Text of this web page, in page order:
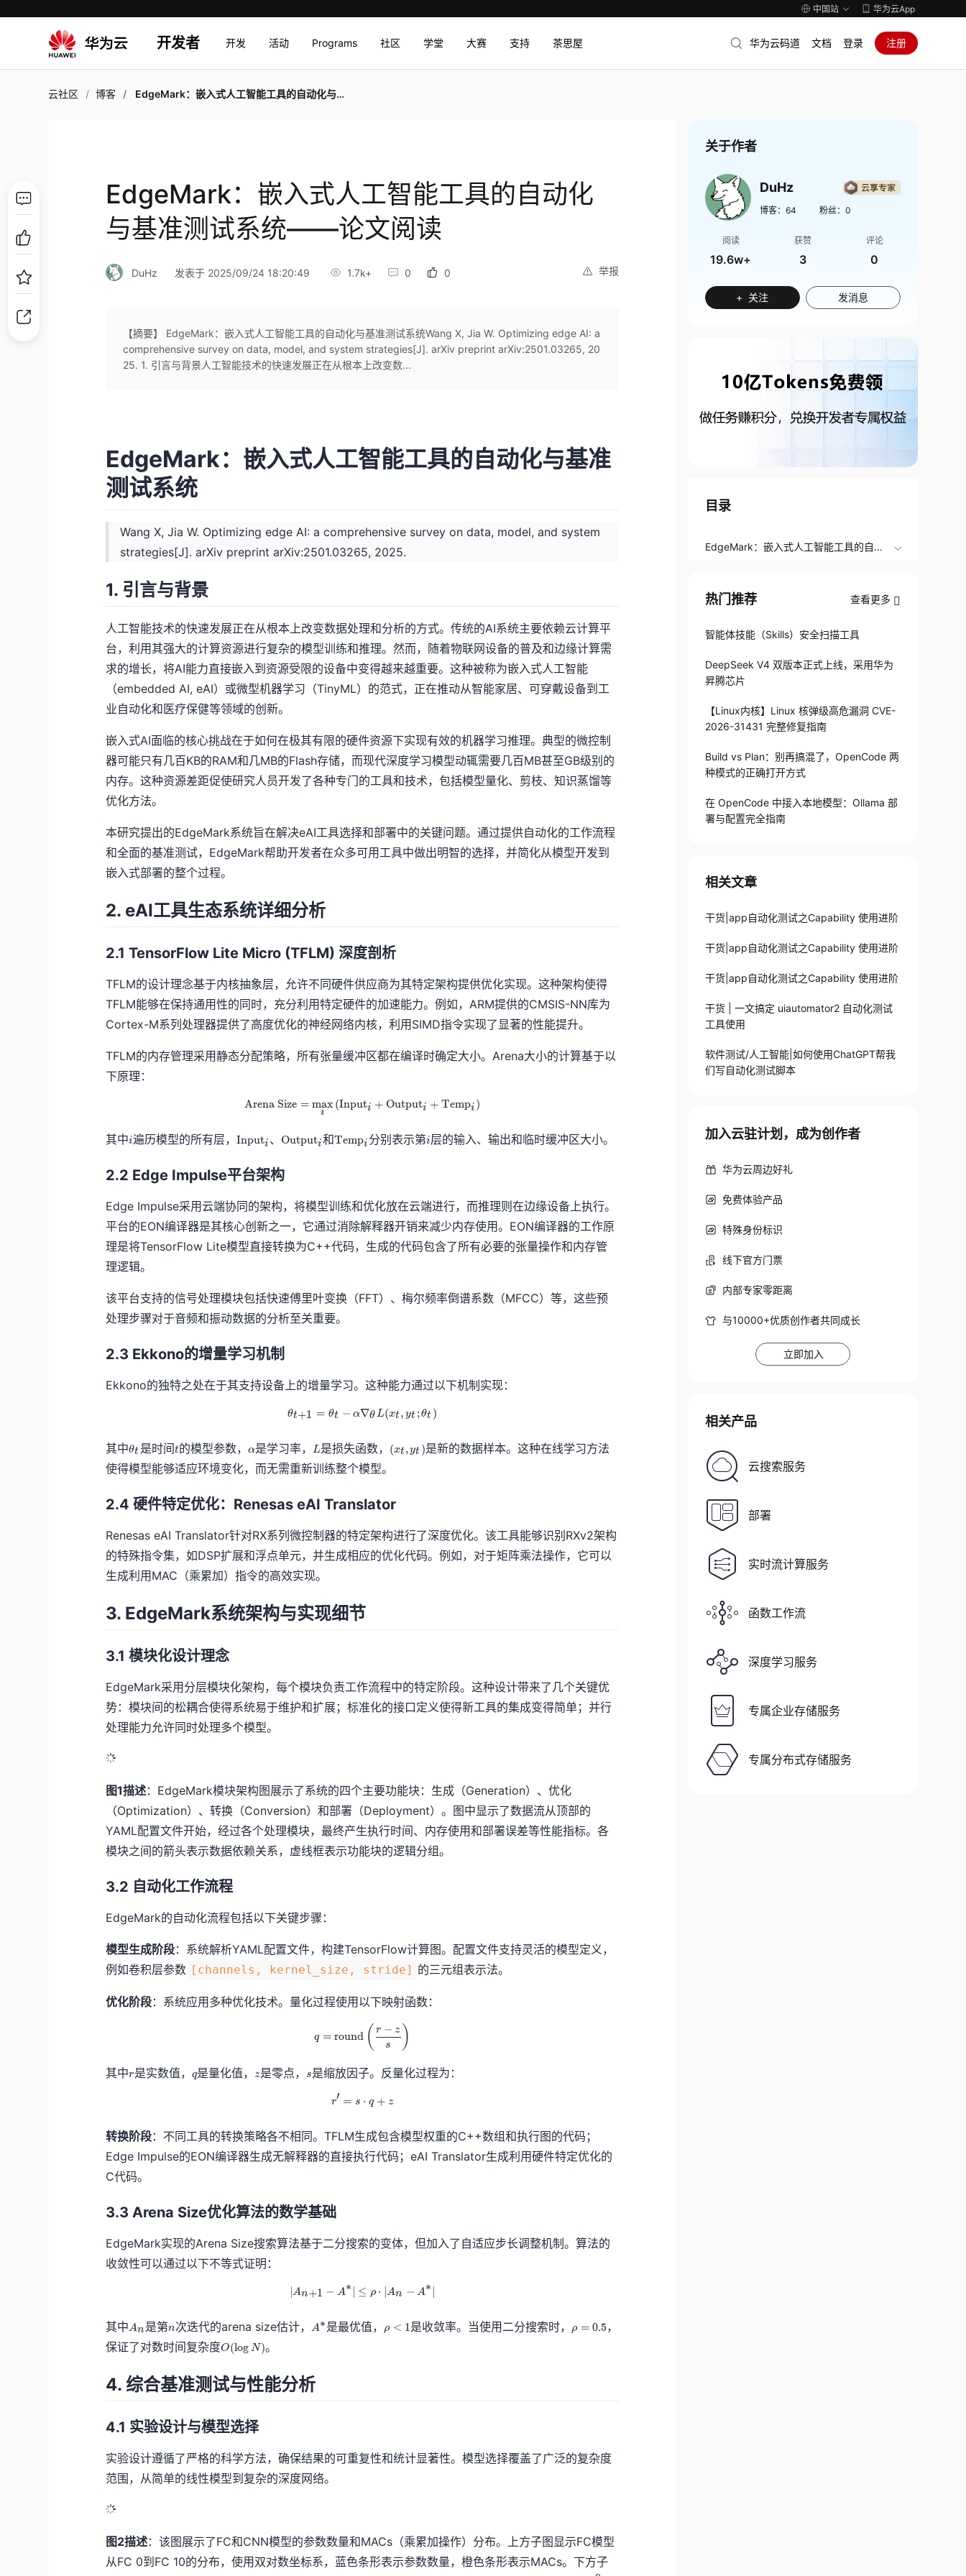
中国站 华为云App
开发者 开发 活动 Programs 社区 学堂 大赛 支持 茶思屋 华为云码道 文档 登录 注册
云社区 博客 EdgeMark：嵌入式人工智能工具的自动化与基准测试系统——论文阅读
EdgeMark：嵌入式人工智能工具的自动化
与基准测试系统——论文阅读
举报
DuHz 发表于 2025/09/24 18:20:49 1.7k+ 0 0
【摘要】 EdgeMark：嵌入式人工智能工具的自动化与基准测试系统Wang X, Jia W. Optimizing edge AI: a
comprehensive survey on data, model, and system strategies[J]. arXiv preprint arXiv:2501.03265, 20
25. 1. 引言与背景人工智能技术的快速发展正在从根本上改变数...
EdgeMark：嵌入式人工智能工具的自动化与基准
测试系统
Wang X, Jia W. Optimizing edge AI: a comprehensive survey on data, model, and system
strategies[J]. arXiv preprint arXiv:2501.03265, 2025.
1. 引言与背景
人工智能技术的快速发展正在从根本上改变数据处理和分析的方式。传统的AI系统主要依赖云计算平
台，利用其强大的计算资源进行复杂的模型训练和推理。然而，随着物联网设备的普及和边缘计算需
求的增长，将AI能力直接嵌入到资源受限的设备中变得越来越重要。这种被称为嵌入式人工智能
（embedded AI, eAI）或微型机器学习（TinyML）的范式，正在推动从智能家居、可穿戴设备到工
业自动化和医疗保健等领域的创新。
嵌入式AI面临的核心挑战在于如何在极其有限的硬件资源下实现有效的机器学习推理。典型的微控制
器可能只有几百KB的RAM和几MB的Flash存储，而现代深度学习模型动辄需要几百MB甚至GB级别的
内存。这种资源差距促使研究人员开发了各种专门的工具和技术，包括模型量化、剪枝、知识蒸馏等
优化方法。
本研究提出的EdgeMark系统旨在解决eAI工具选择和部署中的关键问题。通过提供自动化的工作流程
和全面的基准测试，EdgeMark帮助开发者在众多可用工具中做出明智的选择，并简化从模型开发到
嵌入式部署的整个过程。
2. eAI工具生态系统详细分析
2.1 TensorFlow Lite Micro (TFLM) 深度剖析
TFLM的设计理念基于内核抽象层，允许不同硬件供应商为其特定架构提供优化实现。这种架构使得
TFLM能够在保持通用性的同时，充分利用特定硬件的加速能力。例如，ARM提供的CMSIS-NN库为
Cortex-M系列处理器提供了高度优化的神经网络内核，利用SIMD指令实现了显著的性能提升。
TFLM的内存管理采用静态分配策略，所有张量缓冲区都在编译时确定大小。Arena大小的计算基于以
下原理：
\text{Arena Size} = \max_{i} \left( \text{Input}_i + \text{Output}_i + \text{Temp}_i \right)
Arena Size =
i
max (Inputi + Outputi + Tempi )
其中i
i遍历模型的所有层，\
x
{
n
p
_
i
Inputi 、 \
x
{
u
t
}
_i
Outputi和\
T
e
m
p
Tempi 分别表示第i
i层的输入、输出和临时缓冲区大小。
2.2 Edge Impulse平台架构
Edge Impulse采用云端协同的架构，将模型训练和优化放在云端进行，而推理则在边缘设备上执行。
平台的EON编译器是其核心创新之一，它通过消除解释器开销来减少内存使用。EON编译器的工作原
理是将TensorFlow Lite模型直接转换为C++代码，生成的代码包含了所有必要的张量操作和内存管
理逻辑。
该平台支持的信号处理模块包括快速傅里叶变换（FFT）、梅尔频率倒谱系数（MFCC）等，这些预
处理步骤对于音频和振动数据的分析至关重要。
2.3 Ekkono的增量学习机制
Ekkono的独特之处在于其支持设备上的增量学习。这种能力通过以下机制实现：
\theta_{t+1} = \theta_t - \alpha \nabla_\theta L(x_t, y_t; \theta_t)
θt+1 = θt − α∇θL(xt, yt ;θt )
其中\
h
a
t
θt 是时间t
t的模型参数，
\
l
h
a
α是学习率， L
L是损失函数，
(
x
,
y
_
t
)
(xt,yt )是新的数据样本。这种在线学习方法
使得模型能够适应环境变化，而无需重新训练整个模型。
2.4 硬件特定优化：Renesas eAI Translator
Renesas eAI Translator针对RX系列微控制器的特定架构进行了深度优化。该工具能够识别RXv2架构
的特殊指令集，如DSP扩展和浮点单元，并生成相应的优化代码。例如，对于矩阵乘法操作，它可以
生成利用MAC（乘累加）指令的高效实现。
3. EdgeMark系统架构与实现细节
3.1 模块化设计理念
EdgeMark采用分层模块化架构，每个模块负责工作流程中的特定阶段。这种设计带来了几个关键优
势：模块间的松耦合使得系统易于维护和扩展；标准化的接口定义使得新工具的集成变得简单；并行
处理能力允许同时处理多个模型。
图1描述：EdgeMark模块架构图展示了系统的四个主要功能块：生成（Generation）、优化
（Optimization）、转换（Conversion）和部署（Deployment）。图中显示了数据流从顶部的
YAML配置文件开始，经过各个处理模块，最终产生执行时间、内存使用和部署误差等性能指标。各
模块之间的箭头表示数据依赖关系，虚线框表示功能块的逻辑分组。
3.2 自动化工作流程
EdgeMark的自动化流程包括以下关键步骤：
模型生成阶段：系统解析YAML配置文件，构建TensorFlow计算图。配置文件支持灵活的模型定义，
例如卷积层参数 [channels, kernel_size, stride] 的三元组表示法。
优化阶段：系统应用多种优化技术。量化过程使用以下映射函数：
q = \text{round}\left(\frac{r - z}{s}\right)
q = round ( s
r − z )
其中r是实数值， q是量化值， z是零点， s是缩放因子。反量化过程为：
r' = s \cdot q + z
r′ = s ⋅ q + z
转换阶段：不同工具的转换策略各不相同。TFLM生成包含模型权重的C++数组和执行图的代码；
Edge Impulse的EON编译器生成无解释器的直接执行代码；eAI Translator生成利用硬件特定优化的
C代码。
3.3 Arena Size优化算法的数学基础
EdgeMark实现的Arena Size搜索算法基于二分搜索的变体，但加入了自适应步长调整机制。算法的
收敛性可以通过以下不等式证明：
|A_{n+1} - A^*| \leq \rho \cdot |A_n - A^*|
An+1 − A ∗ ≤ ρ ⋅ An − A ∗
其中 A
n
An是第n次迭代的arena size估计，
A
A ∗是最优值，
r
ρ < 1 是收敛率。当使用二分搜索时，
r
ρ = 0.5，
保证了对数时间复杂度O
o
)
O(log N)。
4. 综合基准测试与性能分析
4.1 实验设计与模型选择
实验设计遵循了严格的科学方法，确保结果的可重复性和统计显著性。模型选择覆盖了广泛的复杂度
范围，从简单的线性模型到复杂的深度网络。
图2描述：该图展示了FC和CNN模型的参数数量和MACs（乘累加操作）分布。上方子图显示FC模型
从FC 0到FC 10的分布，使用双对数坐标系，蓝色条形表示参数数量，橙色条形表示MACs。下方子
关于作者
DuHz
博客： 64 粉丝： 0
阅读
19.6w+
获赞
3
评论
0
+ 关注 发消息
目录
EdgeMark：嵌入式人工智能工具的自动
热门推荐 查看更多
智能体技能（Skills）安全扫描工具
DeepSeek V4 双版本正式上线，采用华为
昇腾芯片
【Linux内核】Linux 核弹级高危漏洞 CVE-
2026-31431 完整修复指南
Build vs Plan：别再搞混了，OpenCode 两
种模式的正确打开方式
在 OpenCode 中接入本地模型：Ollama 部
署与配置完全指南
相关文章
干货|app自动化测试之Capability 使用进阶
干货|app自动化测试之Capability 使用进阶
干货|app自动化测试之Capability 使用进阶
干货 | 一文搞定 uiautomator2 自动化测试
工具使用
软件测试/人工智能|如何使用ChatGPT帮我
们写自动化测试脚本
加入云驻计划，成为创作者
华为云周边好礼
免费体验产品
特殊身份标识
线下官方门票
内部专家零距离
与10000+优质创作者共同成长
立即加入
相关产品
云搜索服务
部署
实时流计算服务
函数工作流
深度学习服务
专属企业存储服务
专属分布式存储服务